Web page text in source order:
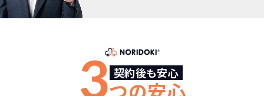
故障リスクが非常に低い
新車購入時の税金や
契約後も安心
3つの安心